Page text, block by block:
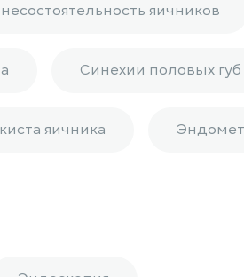
яичников
Синехии половых губ
яичника